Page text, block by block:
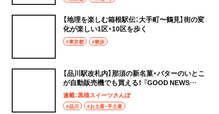
【地理を楽しむ箱根駅伝：大手町〜鶴見】街の変
化が楽しい1区・10区を歩く
#東京都 #散歩
【品川駅改札内】那須の新名菓・バターのいとこ
が自動販売機でも買える！ 『GOOD NEWS
TOKYO』～黒猫スイーツ散歩 手土産編～
連載：黒猫スイーツさんぽ
#品川 #お土産・手土産